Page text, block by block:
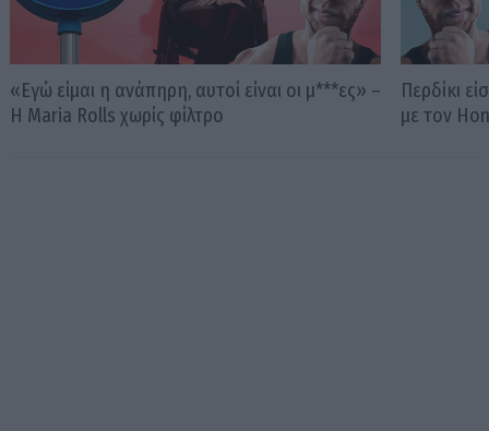
«Εγώ είμαι η ανάπηρη, αυτοί είναι οι μ***ες» –
Η Maria Rolls χωρίς φίλτρο
Περδίκι
με τον